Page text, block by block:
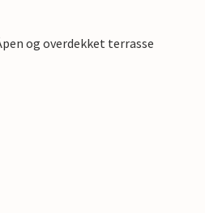
og overdekket terrasse